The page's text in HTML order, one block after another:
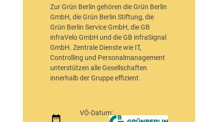
h
r
e
i
b
u
n
g
m
Zur Grün Berlin gehören die Grün Berlin
GmbH, die Grün Berlin Stiftung, die
Grün Berlin Service GmbH, die GB
infraVelo GmbH und die GB infraSignal
GmbH. Zentrale Dienste wie IT,
Controlling und Personalmanagement
unterstützen alle Gesellschaften
innerhalb der Gruppe effizient.
VÖ-Datum: